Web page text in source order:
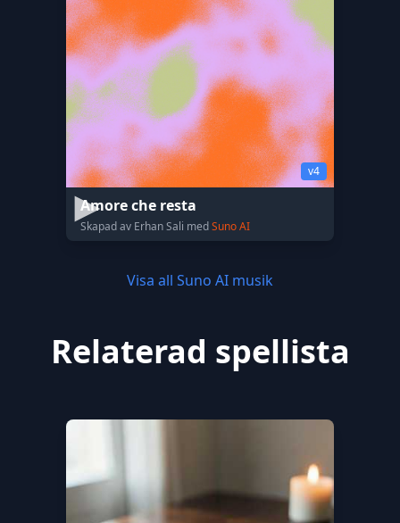
v4
Amore che resta
Skapad av Erhan Sali medSuno AI
Visa all Suno AI musik
Relaterad spellista